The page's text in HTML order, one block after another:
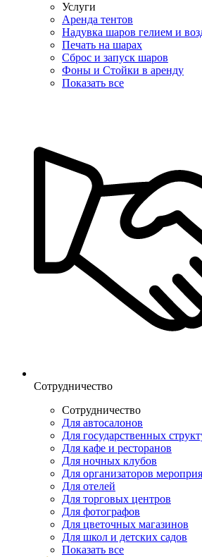
Услуги
Аренда тентов
Надувка шаров гелием и
Печать на шарах
Сброс и запуск шаров
Фоны и Стойки в аренду
Показать все
Сотрудничество
Сотрудничество
Для автосалонов
Для государственных
Для кафе и ресторанов
Для ночных клубов
Для организаторов
Для отелей
Для торговых центров
Для фотографов
Для цветочных магазинов
Для школ и детских садов
Показать все